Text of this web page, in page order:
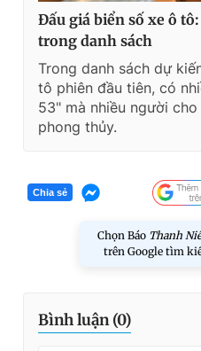
Đấu giá biển số xe ô
trong danh sách
Trong danh sách dự
tô phiên đầu tiên, có
53" mà nhiều người
phong thủy.
Chia sẻ
Chọn Báo Thanh
trên Google tìm
Bình luận (0)